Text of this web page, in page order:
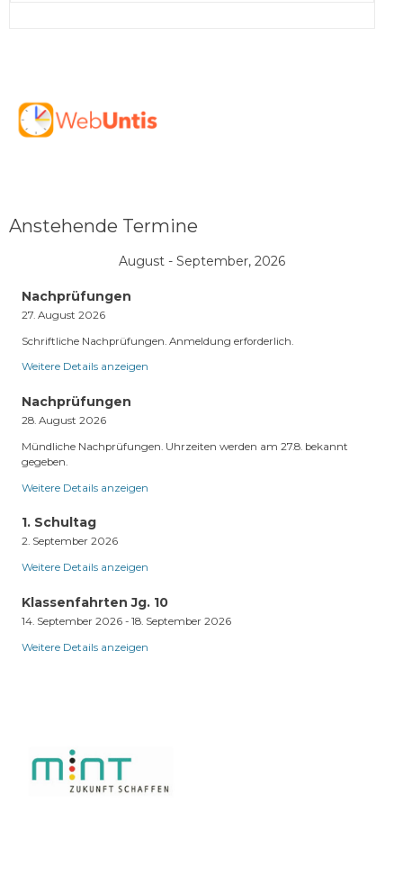
Anstehende Termine
August - September, 2026
Nachprüfungen
27. August 2026
Schriftliche Nachprüfungen. Anmeldung erforderlich.
Weitere Details anzeigen
Nachprüfungen
28. August 2026
Mündliche Nachprüfungen. Uhrzeiten werden am 27.8. bekannt
gegeben.
Weitere Details anzeigen
1. Schultag
2. September 2026
Weitere Details anzeigen
Klassenfahrten Jg. 10
14. September 2026 - 18. September 2026
Weitere Details anzeigen